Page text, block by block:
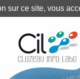
sur ce site, vous